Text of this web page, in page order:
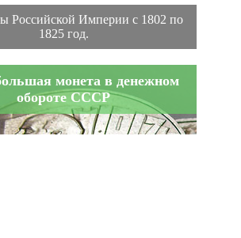
Российской Империи с 1802 по
1825 год.
монета в денежном
обороте СССР